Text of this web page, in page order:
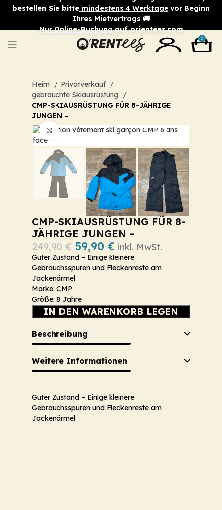
bestellen Sie bitte mindestens 4 Werktage vor Beginn
Ihres Mietvertrags 🚚
Nur Online-Buchungauf orientees.com
0
Heim
Privatverkauf
gebrauchte Skiausrüstung
CMP-SKIAUSRÜSTUNG FÜR 8-JÄHRIGE
JUNGEN –
Zum Vergrößern klicken
CMP-SKIAUSRÜSTUNG FÜR 8-
JÄHRIGE JUNGEN –
249,90€ 59,90 € inkl. MwSt.
Guter Zustand – Einige kleinere
Gebrauchsspuren und Fleckenreste am
Jackenärmel
Marke: CMP
Größe: 8 Jahre
IN DEN WARENKORB LEGEN
Beschreibung
Weitere Informationen
Guter Zustand – Einige kleinere
Gebrauchsspuren und Fleckenreste am
Jackenärmel